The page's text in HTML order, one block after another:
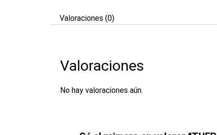
Valoraciones (0)
Valoraciones
No hay valoraciones aún.